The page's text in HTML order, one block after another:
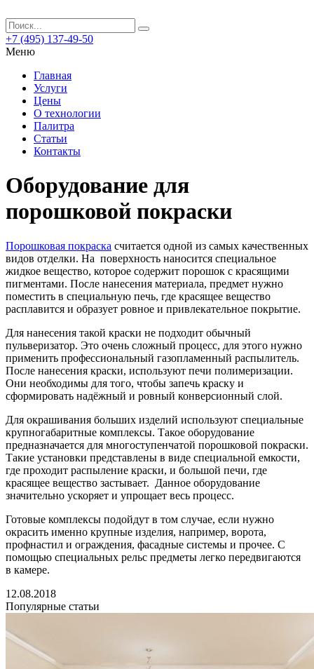
+7 (495) 137-49-50
Меню
Главная
Услуги
Цены
О технологии
Палитра
Статьи
Контакты
Оборудование для
порошковой покраски
Порошковая покраска считается одной из самых качественных
видов отделки. На поверхность наносится специальное
жидкое вещество, которое содержит порошок с красящими
пигментами. После нанесения материала, предмет нужно
поместить в специальную печь, где красящее вещество
расплавится и образует ровное и привлекательное покрытие.
Для нанесения такой краски не подходит обычный
пульверизатор. Это очень сложный процесс, для этого нужно
применить профессиональный газопламенный распылитель.
После нанесения краски, используют печи полимеризации.
Они необходимы для того, чтобы запечь краску и
сформировать надёжный и ровный конверсионный слой.
Для окрашивания больших изделий используют специальные
крупногабаритные комплексы. Такое оборудование
предназначается для многоступенчатой порошковой покраски.
Такие установки представлены в виде специальной емкости,
где проходит распыление краски, и большой печи, где
красящее вещество застывает. Данное оборудование
значительно ускоряет и упрощает весь процесс.
Готовые комплексы подойдут в том случае, если нужно
окрасить именно крупные изделия, например, ворота,
профнастил и ограждения, фасадные системы и прочее. С
помощью специальных рельс предметы легко передвигаются
в камере.
12.08.2018
Популярные статьи